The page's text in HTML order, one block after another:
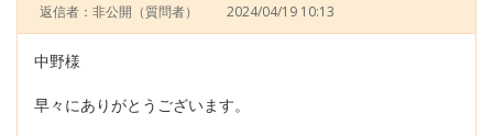
返信者：非公開 （質問者） 2024/04/19 10:13
中野様
早々にありがとうございます。